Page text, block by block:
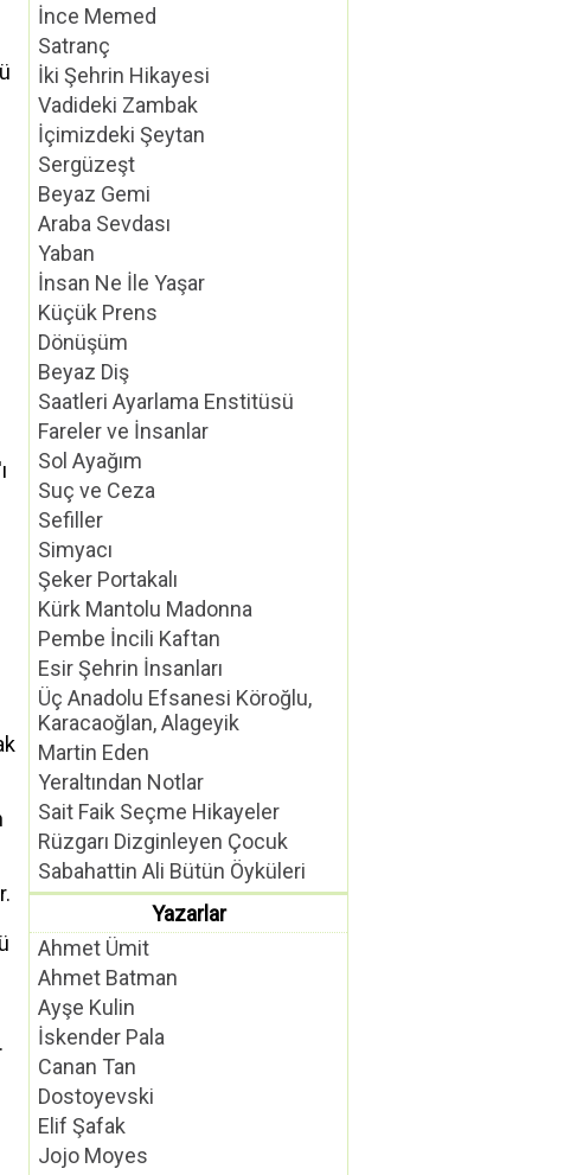
İnce Memed
Satranç
İki Şehrin Hikayesi
Vadideki Zambak
İçimizdeki Şeytan
Sergüzeşt
Beyaz Gemi
Araba Sevdası
Yaban
İnsan Ne İle Yaşar
Küçük Prens
Dönüşüm
Beyaz Diş
Saatleri Ayarlama Enstitüsü
Fareler ve İnsanlar
Sol Ayağım
Suç ve Ceza
Sefiller
Simyacı
Şeker Portakalı
Kürk Mantolu Madonna
Pembe İncili Kaftan
Esir Şehrin İnsanları
Üç Anadolu Efsanesi Köroğlu,
Karacaoğlan, Alageyik
Martin Eden
Yeraltından Notlar
Sait Faik Seçme Hikayeler
Rüzgarı Dizginleyen Çocuk
Sabahattin Ali Bütün Öyküleri
Yazarlar
Ahmet Ümit
Ahmet Batman
Ayşe Kulin
İskender Pala
Canan Tan
Dostoyevski
Elif Şafak
Jojo Moyes